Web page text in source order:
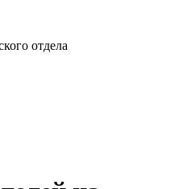
отдела